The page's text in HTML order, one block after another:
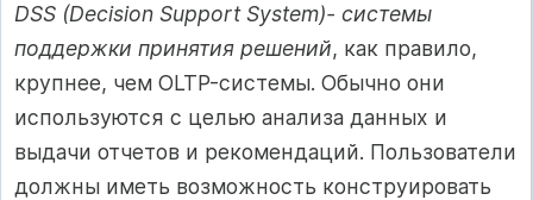
DSS (Decision Support System)- системы
поддержки принятия решений, как правило,
крупнее, чем OLTP-системы. Обычно они
используются с целью анализа данных и
выдачи отчетов и рекомендаций. Пользователи
должны иметь возможность конструировать